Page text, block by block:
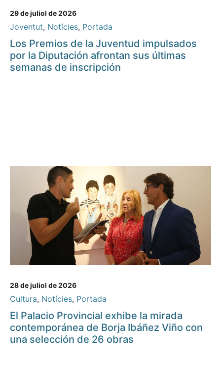
29 de juliol de 2026
Joventut, Notícies, Portada
Los Premios de la Juventud impulsados
por la Diputación afrontan sus últimas
semanas de inscripción
28 de juliol de 2026
Cultura, Notícies, Portada
El Palacio Provincial exhibe la mirada
contemporánea de Borja Ibáñez Viño con
una selección de 26 obras